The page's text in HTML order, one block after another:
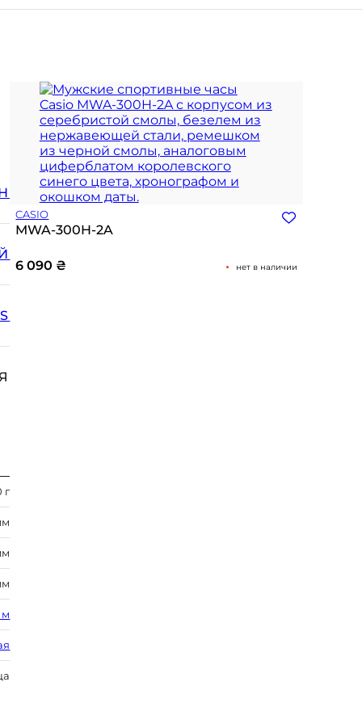
г
м
CASIO
MWA-300H-2A
6 090 ₴ нет в наличии